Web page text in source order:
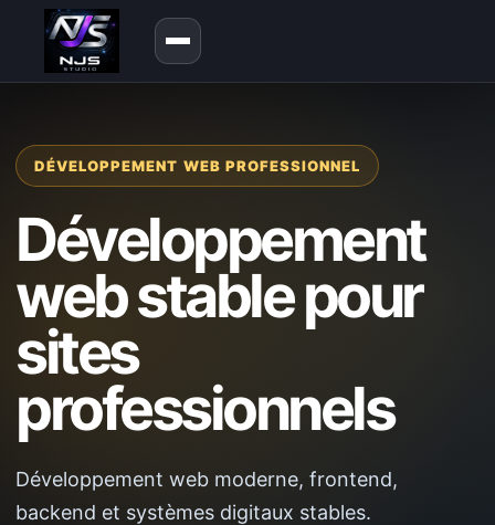
DÉVELOPPEMENT WEB PROFESSIONNEL
Développement
web stable pour
sites
professionnels
Développement web moderne, frontend,
backend et systèmes digitaux stables.